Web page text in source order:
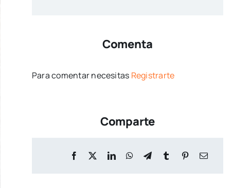
Comenta
Para comentar necesitas Registrarte
Comparte